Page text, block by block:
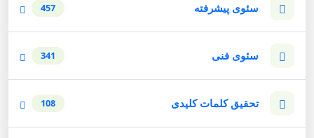
سئوی پیشرفته 457
سئوی فنی 341
تحقیق کلمات کلیدی 108